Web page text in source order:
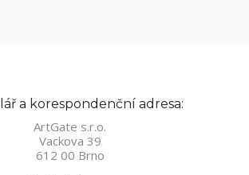
a korespondenční adresa:
ArtGate s.r.o.
Vackova 39
612 00 Brno